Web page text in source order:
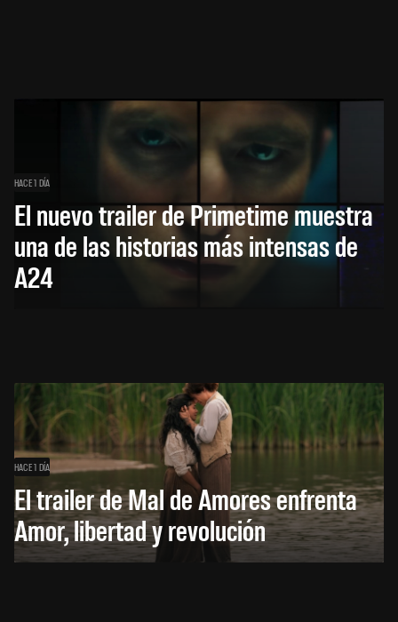
HACE 1 DÍA
El nuevo trailer de Primetime muestra
una de las historias más intensas de
A24
HACE 1 DÍA
El trailer de Mal de Amores enfrenta
Amor, libertad y revolución